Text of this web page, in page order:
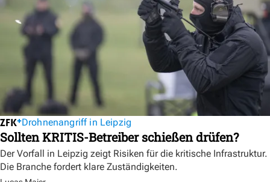
Drohnenangriff in Leipzig
Sollten KRITIS-Betreiber schießen drüfen?
Der Vorfall in Leipzig zeigt Risiken für die kritische Infrastruktur.
Die Branche fordert klare Zuständigkeiten.